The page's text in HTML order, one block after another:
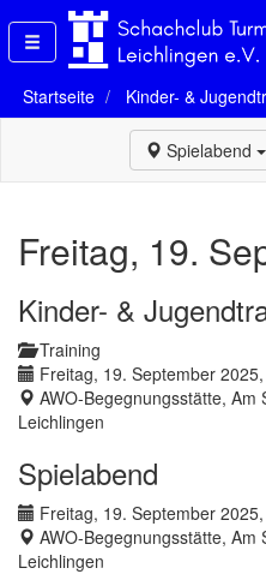
Startseite Kinder- &
Spielabend
Freitag, 19.
Kinder- &
Training
Freitag, 19. September
AWO-Begegnungsstätte, Am
Leichlingen
Spielabend
Freitag, 19. September
AWO-Begegnungsstätte, Am
Leichlingen